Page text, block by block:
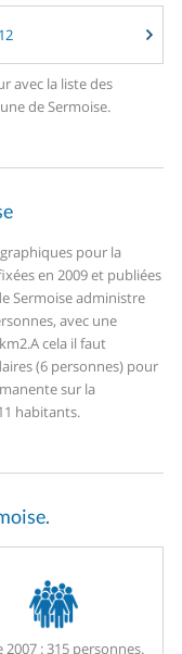
avec la liste des
de Sermoise.
pour la
en 2009 et publiées
Sermoise administre
avec une
A cela il faut
(6 personnes) pour
sur la
habitants.
2007 :315 personnes.